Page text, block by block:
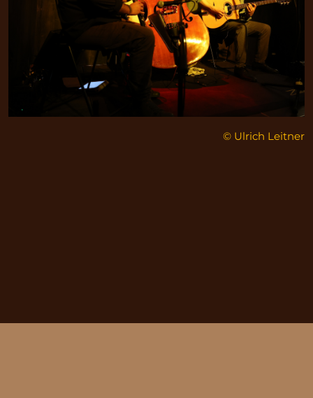
© Ulrich Leitner